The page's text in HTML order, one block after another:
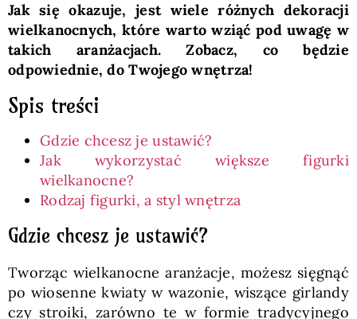
Jak się okazuje, jest wiele różnych dekoracji
wielkanocnych, które warto wziąć pod uwagę w
takich aranżacjach. Zobacz, co będzie
odpowiednie, do Twojego wnętrza!
Spis treści
Gdzie chcesz je ustawić?
Jak wykorzystać większe figurki
wielkanocne?
Rodzaj figurki, a styl wnętrza
Gdzie chcesz je ustawić?
Tworząc wielkanocne aranżacje, możesz sięgnąć
po wiosenne kwiaty w wazonie, wiszące girlandy
czy stroiki, zarówno te w formie tradycyjnego